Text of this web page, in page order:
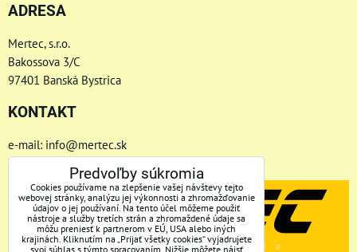
ADRESA
Mertec, s.r.o.
Bakossova 3/C
97401 Banská Bystrica
KONTAKT
e-mail: info@mertec.sk
Telefón: +421 48-4800 791
Predvoľby súkromia
Cookies používame na zlepšenie vašej návštevy tejto
webovej stránky, analýzu jej výkonnosti a zhromažďovanie
údajov o jej používaní. Na tento účel môžeme použiť
nástroje a služby tretích strán a zhromaždené údaje sa
môžu preniesť k partnerom v EÚ, USA alebo iných
krajinách. Kliknutím na „Prijať všetky cookies“ vyjadrujete
svoj súhlas s týmto spracovaním. Nižšie môžete nájsť